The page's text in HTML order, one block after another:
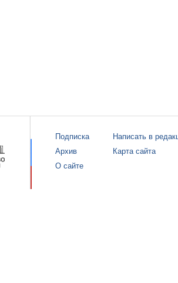
Подписка
Архив
О сайте
Написать в
Карта сайта